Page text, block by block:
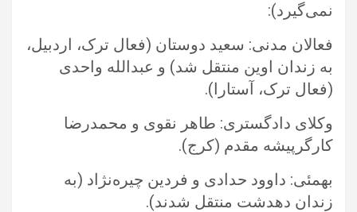
نمی‌‌گیرد):‏
فعالان مدنی: سعید دوستان (فعال ترک، اردبیل،
به زندان اوین منتقل شد) و عبدالله واحدی
(فعال ترک، آستارا).‏
وکلای دادگستری: طاهر نقوی و محمدرضا
کارگرپیشه مقدم (کرج).‏
بهمئی: داوود حدادی و فردین چیره‌نژاد (به
زندان دهدشت منتقل شدند).‏